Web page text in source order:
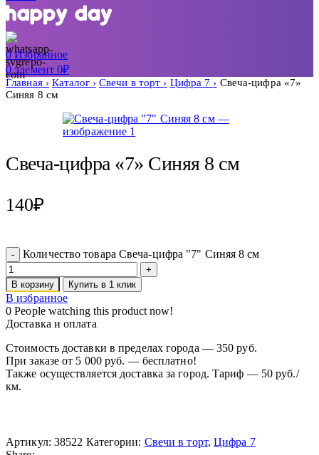
0Избранное
0элемент 0₽
Главная Каталог Свечи в торт Цифра 7
Свеча-цифра «7»
Синяя 8 см
Свеча-цифра «7» Синяя 8 см
140₽
Количество товара Свеча-цифра "7" Синяя 8 см
В корзину Купить в 1 клик
В избранное
0 People watching this product now!
Доставка и оплата
Стоимость доставки в пределах города — 350 руб.
При заказе от 5 000 руб. — бесплатно!
Также осуществляется доставка за город. Тариф — 50 руб./
км.
Артикул: 38522 Категории: Свечи в торт, Цифра 7